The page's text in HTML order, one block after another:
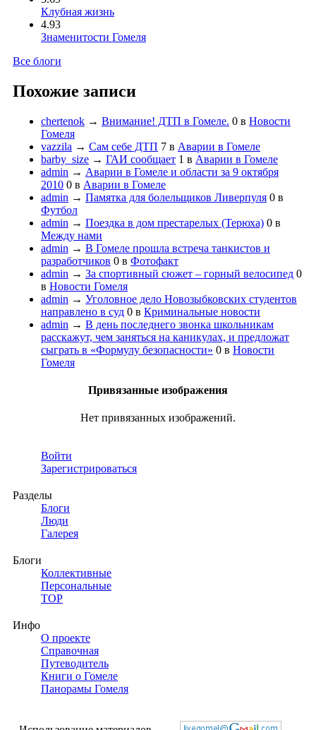
Клубная жизнь
4.93
Знаменитости Гомеля
Все блоги
Похожие записи
chertenok → Внимание! ДТП в Гомеле. 0 в Новости
Гомеля
vazzila → Сам себе ДТП 7 в Аварии в Гомеле
barby_size → ГАИ сообщает 1 в Аварии в Гомеле
admin → Аварии в Гомеле и области за 9 октября
2010 0 в Аварии в Гомеле
admin → Памятка для болельщиков Ливерпуля 0 в
Футбол
admin → Поездка в дом престарелых (Терюха) 0 в
Между нами
admin → В Гомеле прошла встреча танкистов и
разработчиков 0 в Фотофакт
admin → За спортивный сюжет – горный велосипед 0
в Новости Гомеля
admin → Уголовное дело Новозыбковских студентов
направлено в суд 0 в Криминальные новости
admin → В день последнего звонка школьникам
расскажут, чем заняться на каникулах, и предложат
сыграть в «Формулу безопасности» 0 в Новости
Гомеля
Привязанные изображения
Нет привязанных изображений.
Войти
Зарегистрироваться
Разделы
Блоги
Люди
Галерея
Блоги
Коллективные
Персональные
TOP
Инфо
О проекте
Справочная
Путеводитель
Книги о Гомеле
Панорамы Гомеля